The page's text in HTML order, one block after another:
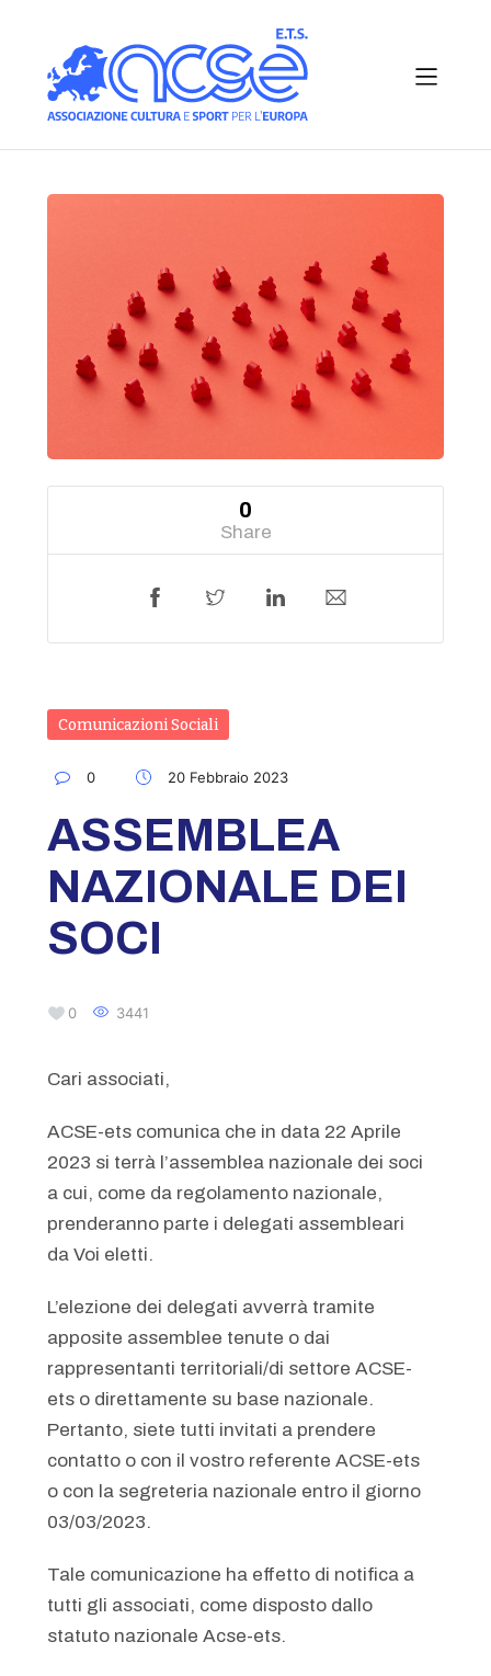
0
Share
Comunicazioni Sociali
0 20 Febbraio 2023
ASSEMBLEA
NAZIONALE DEI
SOCI
0 3441
Cari associati,
ACSE-ets comunica che in data 22 Aprile
2023 si terrà l’assemblea nazionale dei soci
a cui, come da regolamento nazionale,
prenderanno parte i delegati assembleari
da Voi eletti.
L’elezione dei delegati avverrà tramite
apposite assemblee tenute o dai
rappresentanti territoriali/di settore ACSE-
ets o direttamente su base nazionale.
Pertanto, siete tutti invitati a prendere
contatto o con il vostro referente ACSE-ets
o con la segreteria nazionale entro il giorno
03/03/2023.
Tale comunicazione ha effetto di notifica a
tutti gli associati, come disposto dallo
statuto nazionale Acse-ets.